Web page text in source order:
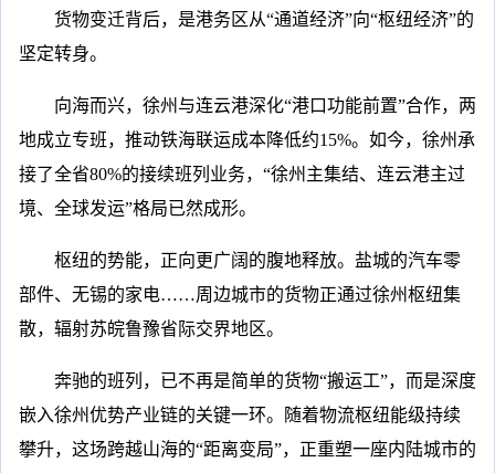
货物变迁背后，是港务区从“通道经济”向“枢纽经济”的
坚定转身。
向海而兴，徐州与连云港深化“港口功能前置”合作，两
地成立专班，推动铁海联运成本降低约15%。如今，徐州承
接了全省80%的接续班列业务，“徐州主集结、连云港主过
境、全球发运”格局已然成形。
枢纽的势能，正向更广阔的腹地释放。盐城的汽车零
部件、无锡的家电……周边城市的货物正通过徐州枢纽集
散，辐射苏皖鲁豫省际交界地区。
奔驰的班列，已不再是简单的货物“搬运工”，而是深度
嵌入徐州优势产业链的关键一环。随着物流枢纽能级持续
攀升，这场跨越山海的“距离变局”，正重塑一座内陆城市的